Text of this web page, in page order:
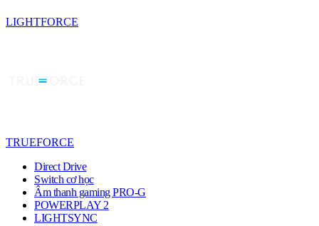
LIGHTFORCE
TRUEFORCE
Direct Drive
Switch cơ học
Âm thanh gaming PRO-G
POWERPLAY 2
LIGHTSYNC